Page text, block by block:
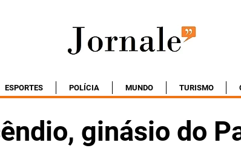
ESPORTES POLÍCIA MUNDO TURISMO
ginásio do